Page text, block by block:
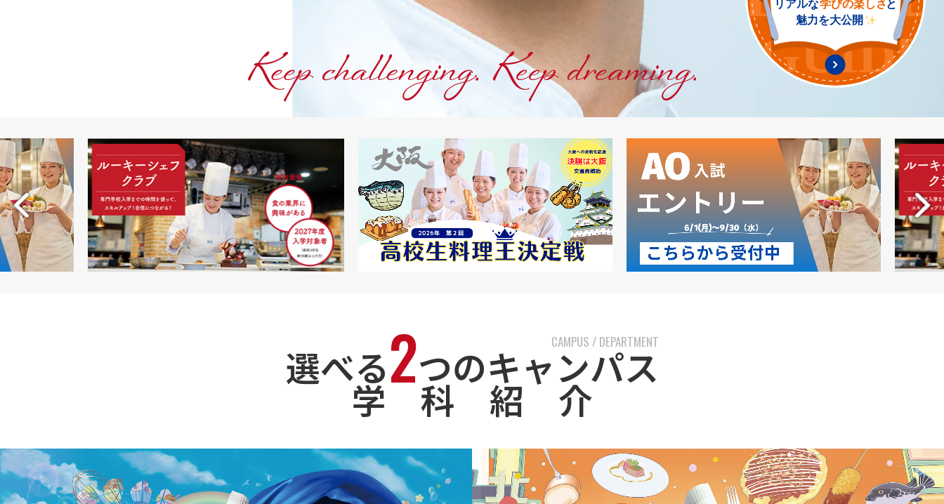
選べる2つのキャンパス
学 科 紹 介
CAMPUS / DEPARTMENT